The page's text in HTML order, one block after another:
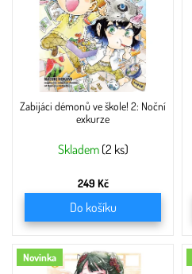
Zabijáci démonů ve škole! 2: Noční
exkurze
Skladem (2 ks)
249 Kč
Do košíku
Novinka